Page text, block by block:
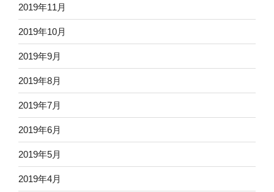
2019年11月
2019年10月
2019年9月
2019年8月
2019年7月
2019年6月
2019年5月
2019年4月